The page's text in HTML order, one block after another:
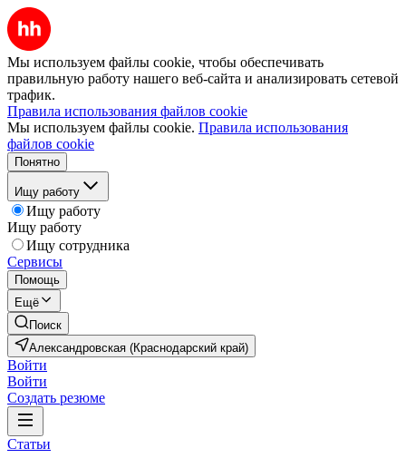
Мы используем файлы cookie, чтобы обеспечивать
правильную работу нашего веб-сайта и анализировать сетевой
трафик.
Правила использования файлов cookie
Мы используем файлы cookie. Правила использования
файлов cookie
Понятно
Ищу работу
Ищу работу
Ищу работу
Ищу сотрудника
Сервисы
Помощь
Ещё
Поиск
Александровская (Краснодарский край)
Войти
Войти
Создать резюме
Статьи